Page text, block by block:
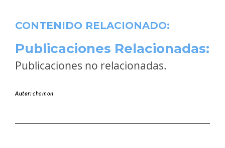
CONTENIDO RELACIONADO:
Publicaciones Relacionadas:
Publicaciones no relacionadas.
Autor:chomon